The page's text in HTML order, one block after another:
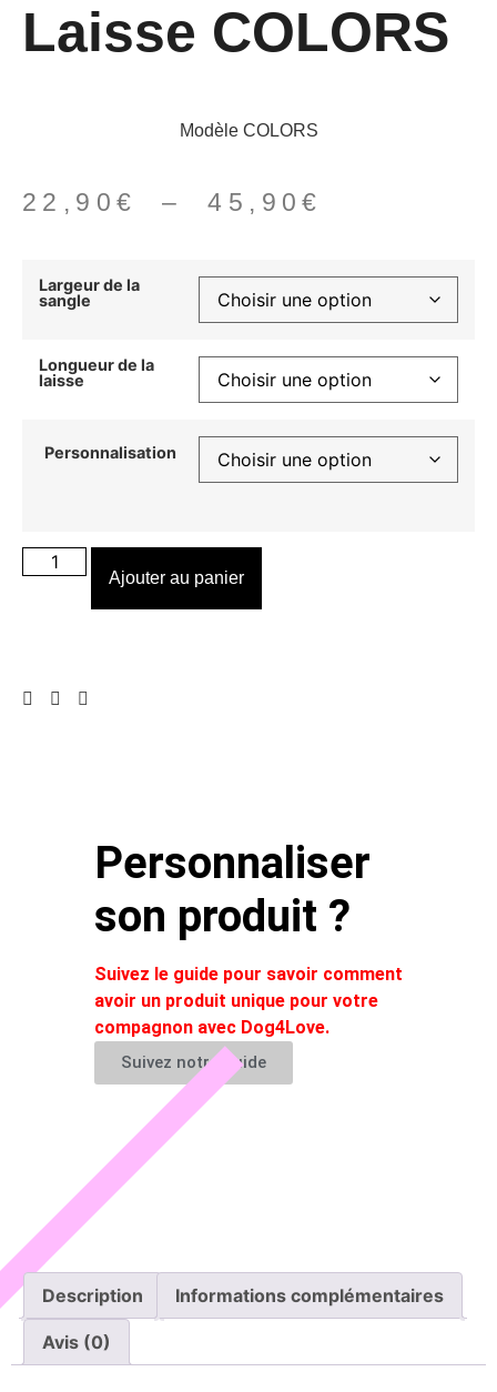
Laisse COLORS
Modèle COLORS
22,90 € – 45,90€
Largeur de la
sangle
Longueur de la
laisse
Personnalisation
Ajouter au panier
Personnaliser
son produit ?
Suivez le guide pour savoir comment
avoir un produit unique pour votre
compagnon avec Dog4Love.
Suivez notre guide
Description Informations complémentaires
Avis (0)